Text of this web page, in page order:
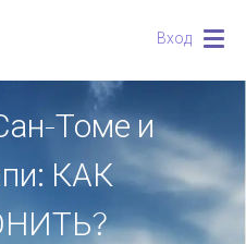
Вход
Томе и
КАК